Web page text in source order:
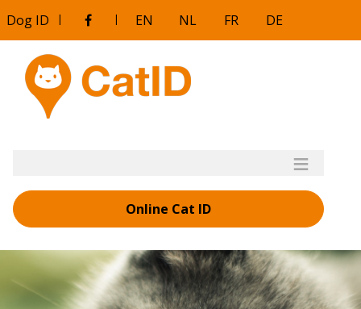
Aller
contenu
principal
Dog ID | | EN NL FR DE
Online Cat ID